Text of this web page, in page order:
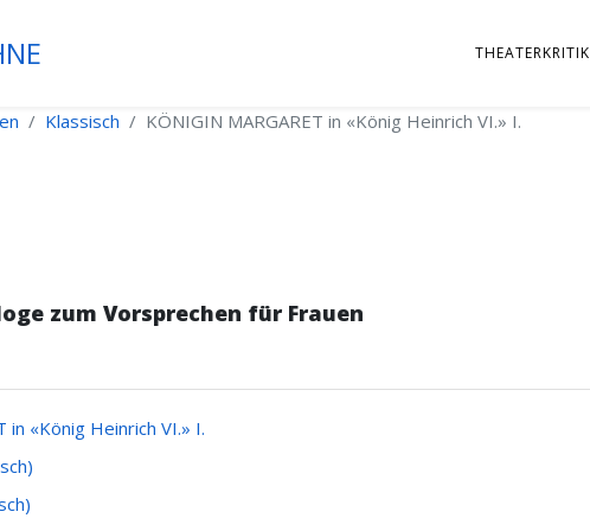
THEATERKRITIK
Klassisch KÖNIGIN MARGARET in «König Heinrich VI.» I.
zum Vorsprechen für Frauen
in «König Heinrich VI.» I.